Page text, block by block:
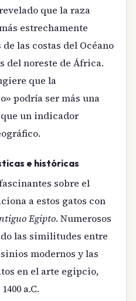
que la raza
estrechamente
las costas del Océano
del noreste de África.
que la
podría ser más una
un indicador
e históricas
sobre el
a estos gatos con
Egipto. Numerosos
las similitudes entre
modernos y las
en el arte egipcio,
a.C.